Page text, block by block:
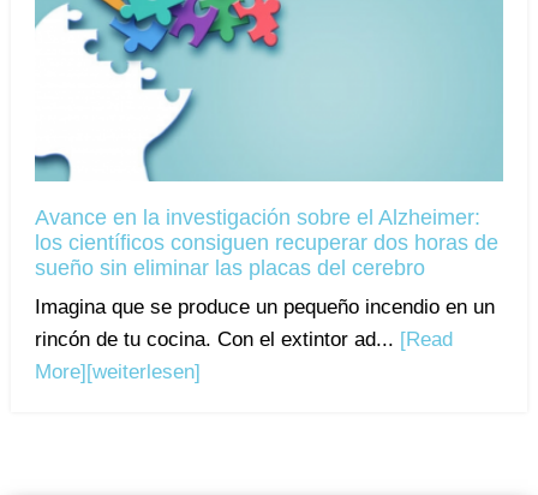
Avance en la investigación sobre el Alzheimer:
los científicos consiguen recuperar dos horas de
sueño sin eliminar las placas del cerebro
Imagina que se produce un pequeño incendio en un
rincón de tu cocina. Con el extintor ad... [Read
More][weiterlesen]